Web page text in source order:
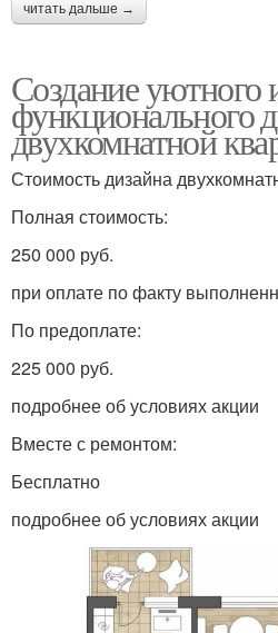
читать дальше →
Создание уютного
функционального
двухкомнатной
Стоимость дизайна
Полная стоимость:
250 000 руб.
при оплате по факту
По предоплате:
225 000 руб.
подробнее об условиях акции
Вместе с ремонтом:
Бесплатно
подробнее об условиях акции